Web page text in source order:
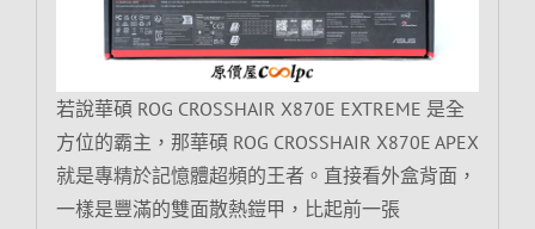
若說華碩 ROG CROSSHAIR X870E EXTREME 是全
方位的霸主，那華碩 ROG CROSSHAIR X870E APEX
就是專精於記憶體超頻的王者。直接看外盒背面，
一樣是豐滿的雙面散熱鎧甲，比起前一張